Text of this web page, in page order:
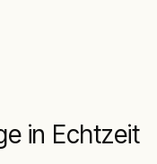
in Echtzeit